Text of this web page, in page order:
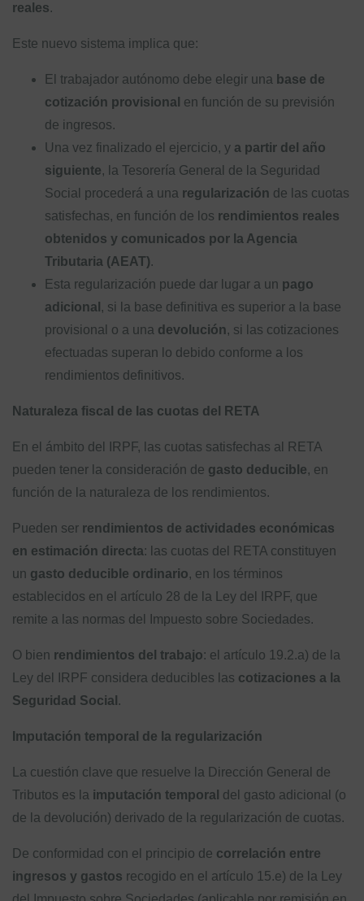
reales.
Este nuevo sistema implica que:
El trabajador autónomo debe elegir una base de
cotización provisional en función de su previsión
de ingresos.
Una vez finalizado el ejercicio, y a partir del año
siguiente, la Tesorería General de la Seguridad
Social procederá a una regularización de las cuotas
satisfechas, en función de los rendimientos reales
obtenidos y comunicados por la Agencia
Tributaria (AEAT).
Esta regularización puede dar lugar a un pago
adicional , si la base definitiva es superior a la base
provisional o a una devolución, si las cotizaciones
efectuadas superan lo debido conforme a los
rendimientos definitivos.
Naturaleza fiscal de las cuotas del RETA
En el ámbito del IRPF, las cuotas satisfechas al RETA
pueden tener la consideración de gasto deducible, en
función de la naturaleza de los rendimientos.
Pueden ser rendimientos de actividades económicas
en estimación directa: las cuotas del RETA constituyen
un gasto deducible ordinario, en los términos
establecidos en el artículo 28 de la Ley del IRPF, que
remite a las normas del Impuesto sobre Sociedades.
O bien rendimientos del trabajo: el artículo 19.2.a) de la
Ley del IRPF considera deducibles las cotizaciones a la
Seguridad Social .
Imputación temporal de la regularización
La cuestión clave que resuelve la Dirección General de
Tributos es la imputación temporal del gasto adicional (o
de la devolución) derivado de la regularización de cuotas.
De conformidad con el principio de correlación entre
ingresos y gastos recogido en el artículo 15.e) de la Ley